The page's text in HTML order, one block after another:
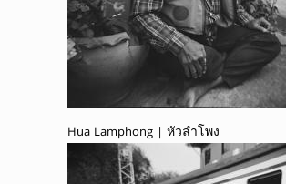
Hua Lamphong | หัวลำโพง